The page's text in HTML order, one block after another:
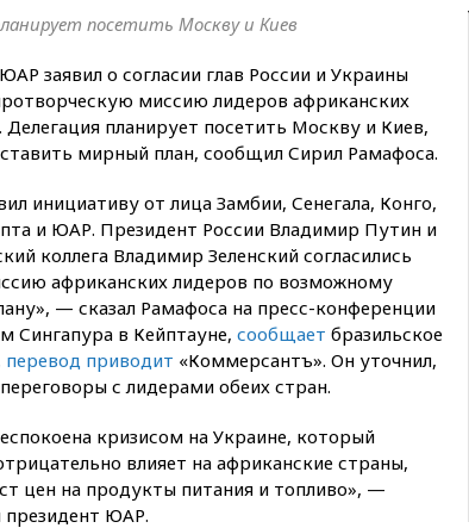
посетить Москву и Киев
заявил о согласии глав России и Украины
миссию лидеров африканских
Делегация планирует посетить Москву и Киев,
мирный план, сообщил Сирил Рамафоса.
инициативу от лица Замбии, Сенегала, Конго,
и ЮАР. Президент России Владимир Путин и
коллега Владимир Зеленский согласились
африканских лидеров по возможному
— сказал Рамафоса на пресс-конференции
Сингапура в Кейптауне, сообщает бразильское
перевод приводит «Коммерсантъ». Он уточнил,
с лидерами обеих стран.
кризисом на Украине, который
влияет на африканские страны,
цен на продукты питания и топливо», —
президент ЮАР.